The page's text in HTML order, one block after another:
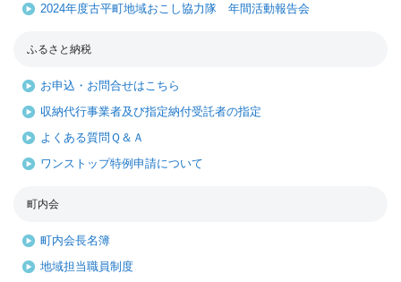
2024年度古平町地域おこし協力隊 年間活動報告会
ふるさと納税
お申込・お問合せはこちら
収納代行事業者及び指定納付受託者の指定
よくある質問Ｑ＆Ａ
ワンストップ特例申請について
町内会
町内会長名簿
地域担当職員制度